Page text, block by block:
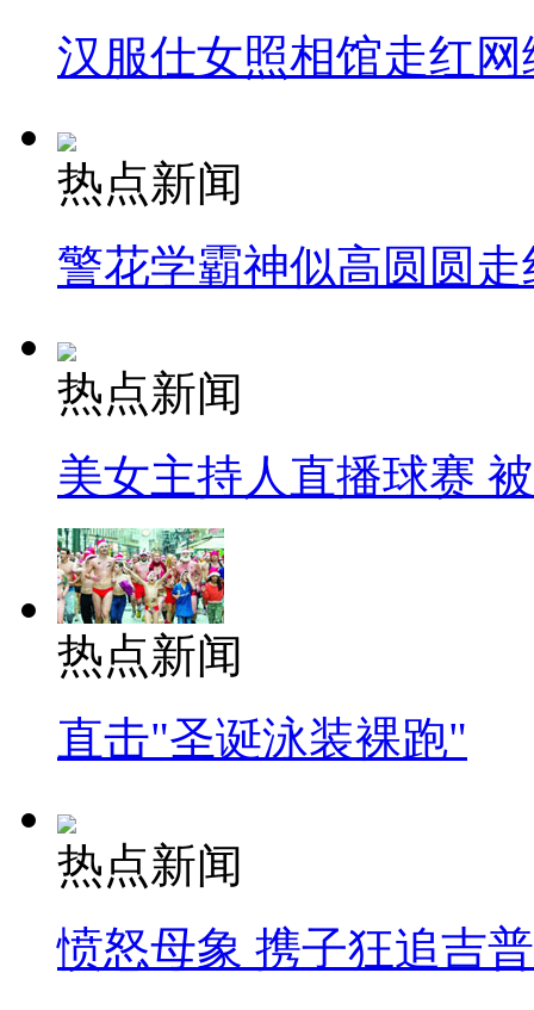
汉服仕女照相馆走红网
热点新闻
警花学霸神似高圆圆走
热点新闻
美女主持人直播球赛
热点新闻
直击"圣诞泳装裸跑"
热点新闻
愤怒母象 携子狂追吉